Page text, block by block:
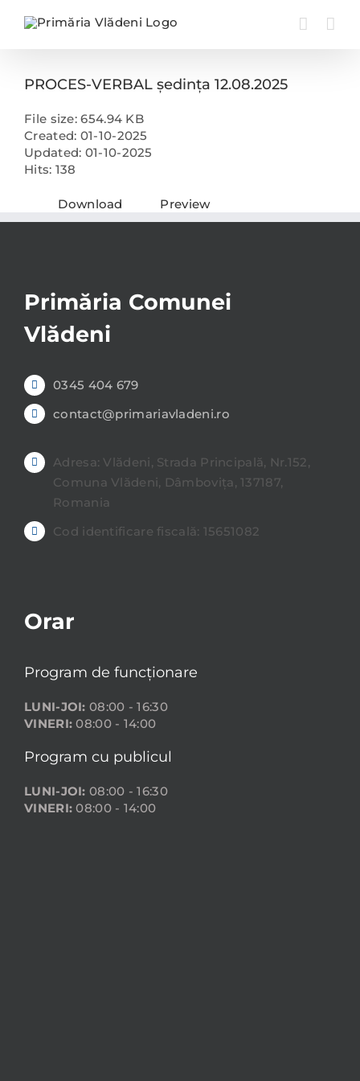
PROCES-VERBAL ședința 12.08.2025
File size: 654.94 KB
Created: 01-10-2025
Updated: 01-10-2025
Hits: 138
Download Preview
Primăria Comunei
Vlădeni
0345 404 679
contact@primariavladeni.ro
Adresa: Vlădeni, Strada Principală, Nr.152,
Comuna Vlădeni, Dâmbovița, 137187,
Romania
Cod identificare fiscală: 15651082
Orar
Program de funcționare
LUNI-JOI: 08:00 - 16:30
VINERI: 08:00 - 14:00
Program cu publicul
LUNI-JOI: 08:00 - 16:30
VINERI: 08:00 - 14:00